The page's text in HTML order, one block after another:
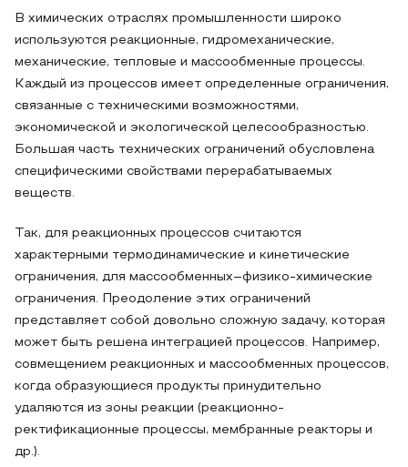
В химических отраслях промышленности широко
используются реакционные, гидромеханические,
механические, тепловые и массообменные процессы.
Каждый из процессов имеет определенные ограничения,
связанные с техническими возможностями,
экономической и экологической целесообразностью.
Большая часть технических ограничений обусловлена
специфическими свойствами перерабатываемых
веществ.
Так, для реакционных процессов считаются
характерными термодинамические и кинетические
ограничения, для массообменных–физико-химические
ограничения. Преодоление этих ограничений
представляет собой довольно сложную задачу, которая
может быть решена интеграцией процессов. Например,
совмещением реакционных и массообменных процессов,
когда образующиеся продукты принудительно
удаляются из зоны реакции (реакционно-
ректификационные процессы, мембранные реакторы и
др.).